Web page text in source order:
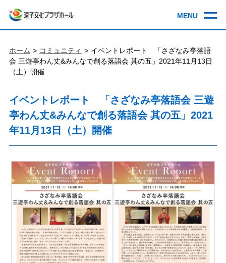
ホーム コミュニティ
イベントレポート 「さざなみ亭落語
会 三遊亭わん丈&みんなで創る落語会 其の五」2021年11月13日
（土）開催
イベントレポート 「さざなみ亭落語会 三遊
亭わん丈&みんなで創る落語会 其の五」2021
年11月13日（土）開催